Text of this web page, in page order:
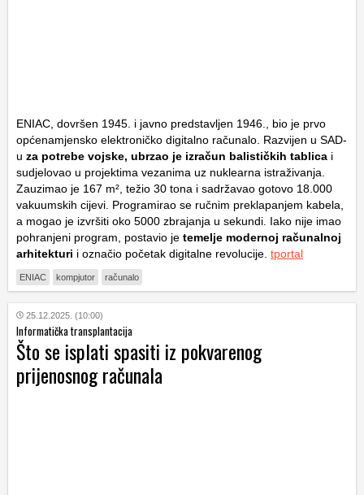
ENIAC, dovršen 1945. i javno predstavljen 1946., bio je prvo
općenamjensko elektroničko digitalno računalo. Razvijen u SAD-
u za potrebe vojske, ubrzao je izračun balističkih tablica i
sudjelovao u projektima vezanima uz nuklearna istraživanja.
Zauzimao je 167 m², težio 30 tona i sadržavao gotovo 18.000
vakuumskih cijevi. Programirao se ručnim preklapanjem kabela,
a mogao je izvršiti oko 5000 zbrajanja u sekundi. Iako nije imao
pohranjeni program, postavio je temelje modernoj računalnoj
arhitekturi i označio početak digitalne revolucije. tportal
ENIAC kompjutor računalo
25.12.2025. (10:00)
Informatička transplantacija
Što se isplati spasiti iz pokvarenog
prijenosnog računala